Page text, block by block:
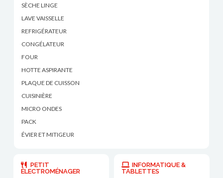
SÈCHE LINGE
LAVE VAISSELLE
REFRIGÉRATEUR
CONGÉLATEUR
FOUR
HOTTE ASPIRANTE
PLAQUE DE CUISSON
CUISINIÈRE
MICRO ONDES
PACK
ÉVIER ET MITIGEUR
PETIT
ÉLECTROMÉNAGER
INFORMATIQUE &
TABLETTES